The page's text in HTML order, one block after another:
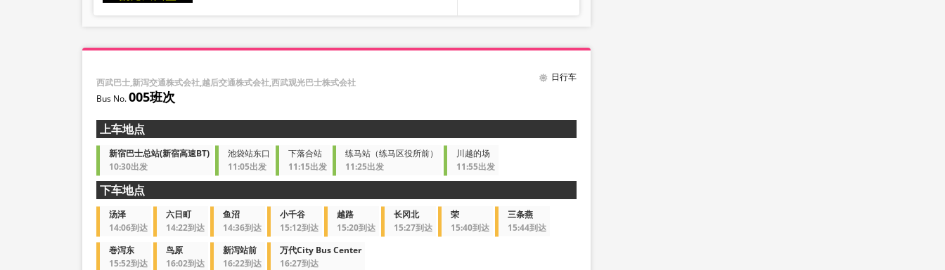
西武巴士,新泻交通株式会社,越后交通株式会社,西武观光巴士株式会社
005班次
日行车
上车地点
新宿巴士总站(新宿高速BT)
10:30出发
池袋站东口
11:05出发
下落合站
11:15出发
练马站（练马区役所前）
11:25出发
川越的场
11:55出发
下车地点
汤泽
14:06到达
六日町
14:22到达
鱼沼
14:36到达
小千谷
15:12到达
越路
15:20到达
长冈北
15:27到达
荣
15:40到达
三条燕
15:44到达
巻泻东
15:52到达
鸟原
16:02到达
新泻站前
16:22到达
万代City Bus Center
16:27到达